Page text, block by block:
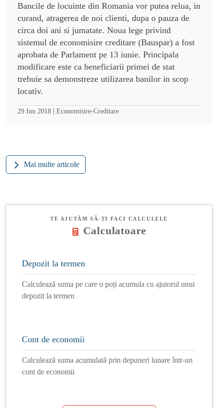
Bancile de locuinte din Romania vor putea relua, in
curand, atragerea de noi clienti, dupa o pauza de
circa doi ani si jumatate. Noua lege privind
sistemul de economisire creditare (Bauspar) a fost
aprobata de Parlament pe 13 iunie. Principala
modificare este ca beneficiarii primei de stat
trebuie sa demonstreze utilizarea banilor in scop
locativ.
29 Iun 2018 | Economisire-Creditare
Mai multe articole
TE AJUTĂM SĂ-ȚI FACI CALCULELE
Calculatoare
Depozit la termen
Calculează suma pe care o poți acumula cu ajutorul unui
depozit la termen
Cont de economii
Calculează suma acumulată prin depuneri lunare într-un
cont de economii